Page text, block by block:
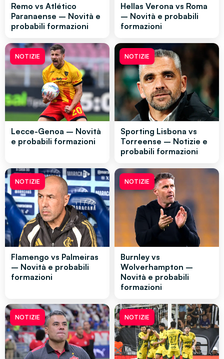
Remo vs Atlético
Paranaense – Novità e
probabili formazioni
Hellas Verona vs Roma
– Novità e probabili
formazioni
NOTIZIE
Lecce-Genoa – Novità
e probabili formazioni
NOTIZIE
Sporting Lisbona vs
Torreense – Notizie e
probabili formazioni
NOTIZIE
Flamengo vs Palmeiras
– Novità e probabili
formazioni
NOTIZIE
Burnley vs
Wolverhampton –
Novità e probabili
formazioni
NOTIZIE NOTIZIE